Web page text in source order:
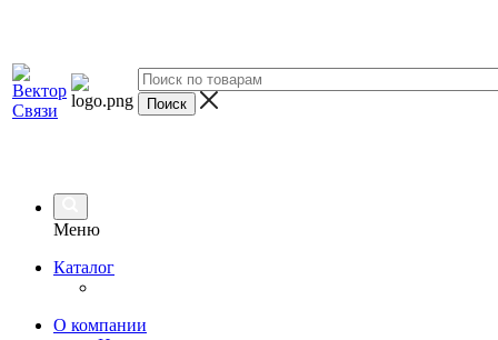
Меню
Каталог
О компании